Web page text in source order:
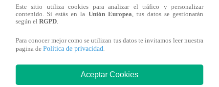
Este sitio utiliza cookies para analizar el tráfico y personalizar
contenido. Si estás en la Unión Europea , tus datos se gestionarán
según el RGPD
Para conocer mejor como se utilizan tus datos te invitamos leer nuestra
pagina de Política de privacidad
Aceptar Cookies